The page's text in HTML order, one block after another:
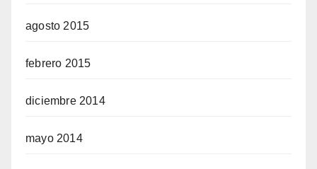
agosto 2015
febrero 2015
diciembre 2014
mayo 2014